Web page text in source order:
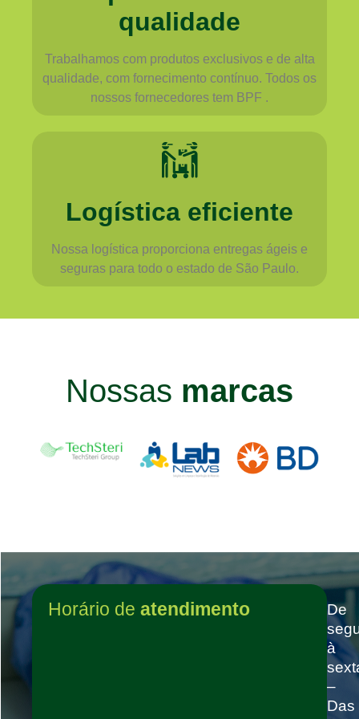
qualidade
Trabalhamos com produtos exclusivos e de alta
qualidade, com fornecimento contínuo. Todos os
nossos fornecedores tem BPF .
Logística eficiente
Nossa logística proporciona entregas ágeis e
seguras para todo o estado de São Paulo.
Nossas marcas
Horário de atendimento
De
à
–
Das